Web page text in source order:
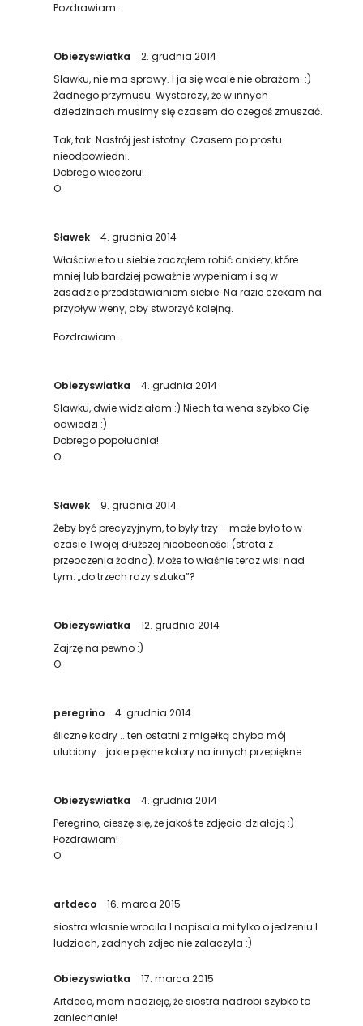
Pozdrawiam.
Obiezyswiatka
2. grudnia 2014
Sławku, nie ma sprawy. I ja się wcale nie obrażam. :)
Żadnego przymusu. Wystarczy, że w innych
dziedzinach musimy się czasem do czegoś zmuszać.
Tak, tak. Nastrój jest istotny. Czasem po prostu
nieodpowiedni.
Dobrego wieczoru!
O.
Sławek
4. grudnia 2014
Właściwie to u siebie zacząłem robić ankiety, które
mniej lub bardziej poważnie wypełniam i są w
zasadzie przedstawianiem siebie. Na razie czekam na
przypływ weny, aby stworzyć kolejną.
Pozdrawiam.
Obiezyswiatka
4. grudnia 2014
Sławku, dwie widziałam :) Niech ta wena szybko Cię
odwiedzi :)
Dobrego popołudnia!
O.
Sławek
9. grudnia 2014
Żeby być precyzyjnym, to były trzy – może było to w
czasie Twojej dłuższej nieobecności (strata z
przeoczenia żadna). Może to właśnie teraz wisi nad
tym: „do trzech razy sztuka”?
Obiezyswiatka
12. grudnia 2014
Zajrzę na pewno :)
O.
peregrino
4. grudnia 2014
śliczne kadry .. ten ostatni z migełką chyba mój
ulubiony .. jakie piękne kolory na innych przepiękne
Obiezyswiatka
4. grudnia 2014
Peregrino, cieszę się, że jakoś te zdjęcia działają :)
Pozdrawiam!
O.
artdeco
16. marca 2015
siostra wlasnie wrocila I napisala mi tylko o jedzeniu I
ludziach, zadnych zdjec nie zalaczyla :)
Obiezyswiatka
17. marca 2015
Artdeco, mam nadzieję, że siostra nadrobi szybko to
zaniechanie!